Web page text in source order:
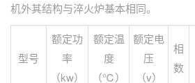
机外其结构与淬火炉基本相同。
型号
额定功
率
（kw）
额定温
度
（℃）
额定电
压
（v）
相
数